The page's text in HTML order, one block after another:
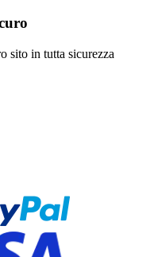
sito in tutta sicurezza